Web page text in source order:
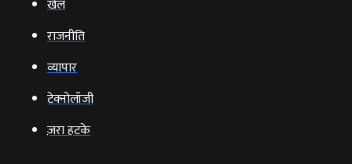
खेल
राजनीति
व्‍यापार
टेक्‍नोलॉजी
ज़रा हटके